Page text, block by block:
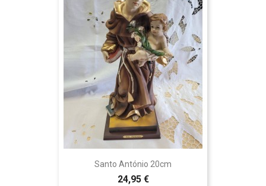
Santo António 20cm
24,95 €